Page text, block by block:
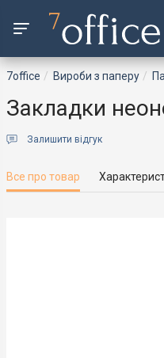
7office Вироби з паперу
Закладки
Залишити відгук
Все про товар